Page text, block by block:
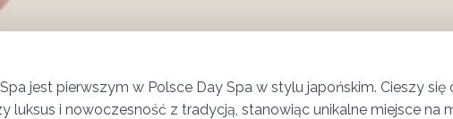
jest pierwszym w Polsce Day Spa w stylu japońskim. Cieszy
luksus i nowoczesność z tradycją, stanowiąc unikalne miejsce na